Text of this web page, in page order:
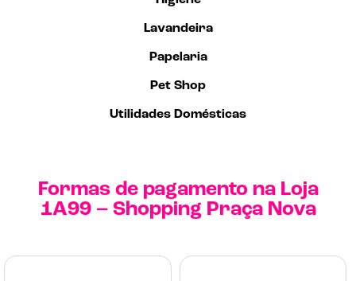
Lavandeira
Papelaria
Pet Shop
Utilidades Domésticas
Formas de pagamento na Loja
1A99 – Shopping Praça Nova